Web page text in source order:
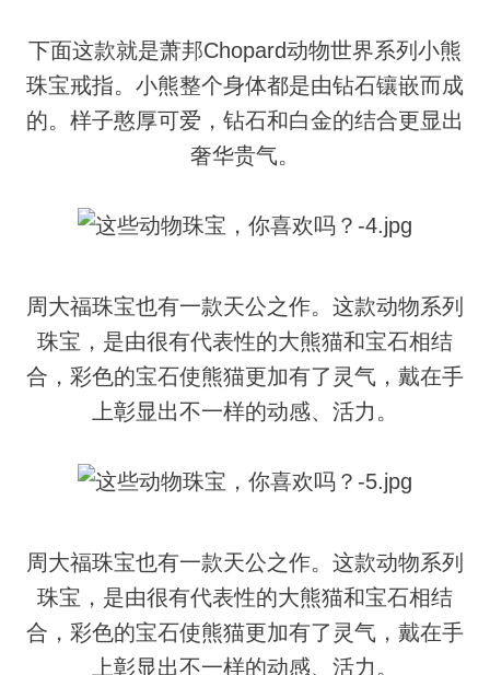
下面这款就是萧邦Chopard动物世界系列小熊
珠宝戒指。小熊整个身体都是由钻石镶嵌而成
的。样子憨厚可爱，钻石和白金的结合更显出
奢华贵气。
周大福珠宝也有一款天公之作。这款动物系列
珠宝，是由很有代表性的大熊猫和宝石相结
合，彩色的宝石使熊猫更加有了灵气，戴在手
上彰显出不一样的动感、活力。
周大福珠宝也有一款天公之作。这款动物系列
珠宝，是由很有代表性的大熊猫和宝石相结
合，彩色的宝石使熊猫更加有了灵气，戴在手
上彰显出不一样的动感、活力。